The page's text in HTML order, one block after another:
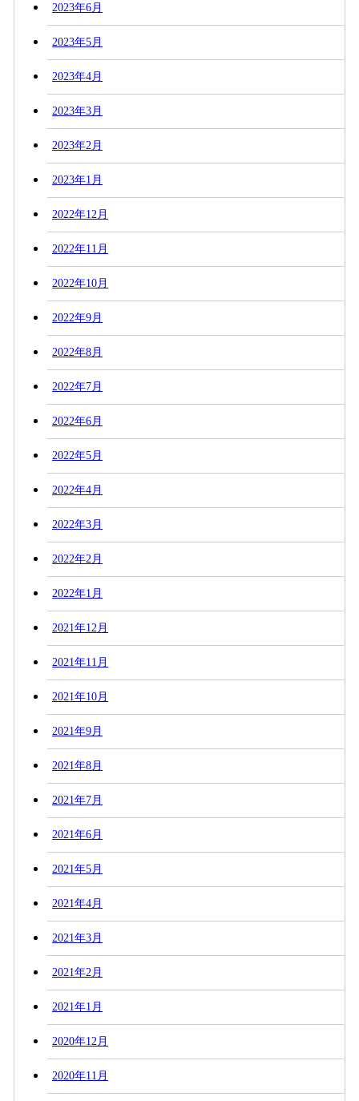
2023年6月
2023年5月
2023年4月
2023年3月
2023年2月
2023年1月
2022年12月
2022年11月
2022年10月
2022年9月
2022年8月
2022年7月
2022年6月
2022年5月
2022年4月
2022年3月
2022年2月
2022年1月
2021年12月
2021年11月
2021年10月
2021年9月
2021年8月
2021年7月
2021年6月
2021年5月
2021年4月
2021年3月
2021年2月
2021年1月
2020年12月
2020年11月